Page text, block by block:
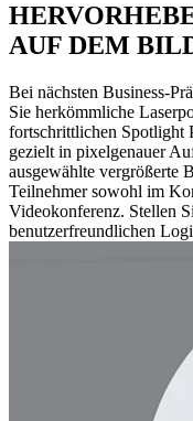
AUF DEM
Bei nächsten Business-
Sie herkömmliche
fortschrittlichen Spotlight
gezielt in pixelgenauer
ausgewählte vergrößerte
Teilnehmer sowohl im
Videokonferenz. Stellen
benutzerfreundlichen